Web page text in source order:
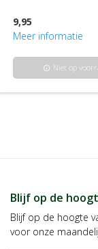
9,95
Meer informatie
info Niet op
Blijf op de
Blijf op de hoogte
voor onze